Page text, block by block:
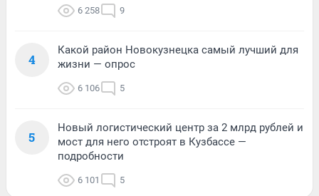
6 258 9
4
Какой район Новокузнецка самый лучший для
жизни — опрос
6 106 5
5
Новый логистический центр за 2 млрд рублей и
мост для него отстроят в Кузбассе —
подробности
6 101 5